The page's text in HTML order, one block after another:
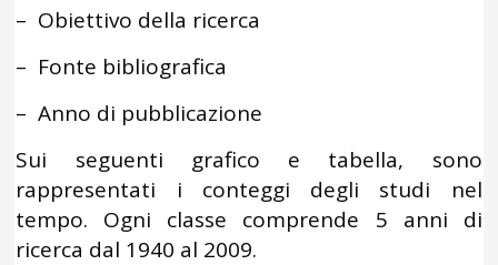
– Obiettivo della ricerca
– Fonte bibliografica
– Anno di pubblicazione
Sui seguenti grafico e tabella, sono
rappresentati i conteggi degli studi nel
tempo. Ogni classe comprende 5 anni di
ricerca dal 1940 al 2009.